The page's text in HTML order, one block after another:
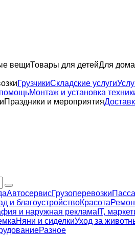
вещиТовары для детейДля
ГрузчикиСкладские услуги
Монтаж и установка
Праздники и мероприятия
АвтосервиcГрузоперевозки
и благоустройствоКрасота
и наружная реклама IT,
Няни и сиделкиУход за
Разное